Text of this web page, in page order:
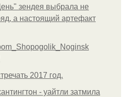
зендея выбрала не
а настоящий артефакт
2017 год.
- уайтли затмила